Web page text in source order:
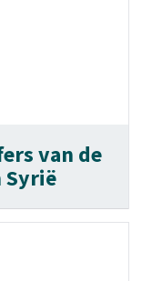
van de
Syrië